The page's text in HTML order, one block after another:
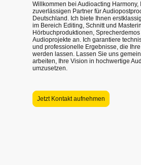
Willkommen bei Audioacting Harmony,
zuverlässigen Partner für
Deutschland. Ich biete Ihnen
im Bereich Editing, Schnitt und
Hörbuchproduktionen,
Audioprojekte an. Ich garantiere
und professionelle Ergebnisse, die
werden lassen. Lassen Sie uns
arbeiten, Ihre Vision in hochwertige
umzusetzen.
Jetzt Kontakt aufnehmen